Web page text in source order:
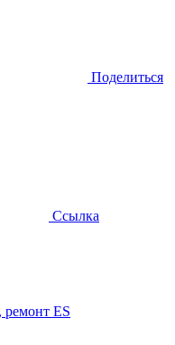
Поделиться
Ссылка
ремонт ES